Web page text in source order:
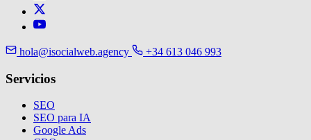
hola@isocialweb.agency +34 613 046 993
Servicios
SEO
SEO para IA
Google Ads